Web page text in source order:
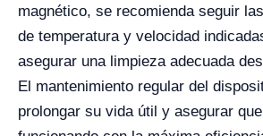
magnético, se recomienda seguir
de temperatura y velocidad
asegurar una limpieza adecuada
El mantenimiento regular del
prolongar su vida útil y asegurar